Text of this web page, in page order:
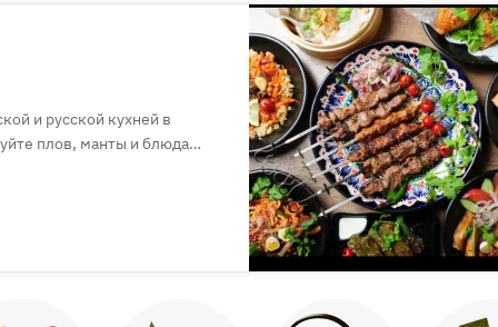
и русской кухней в
плов, манты и блюда